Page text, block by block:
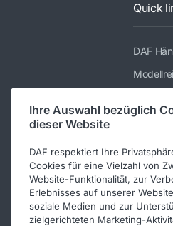
Quick
DAF
Presse
Über
Kontakt
Ihre Auswahl bezüglich
dieser Website
DAF respektiert Ihre
Cookies für eine Vielzahl von
Website-Funktionalität, zur
Erlebnisses auf unserer
soziale Medien und zur
zielgerichteten Marketing-